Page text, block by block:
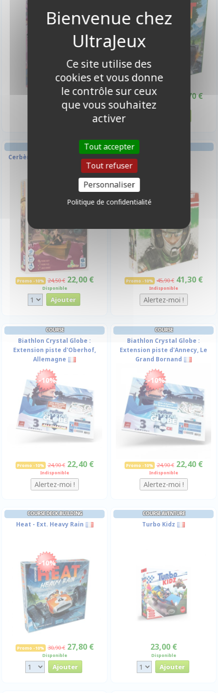
26,90 €
Disponible
Promo -10% 27,50 € 24,70 €
Disponible
Cerbère - Nouvelle version
Promo -10% 24,50 € 22,00 €
Disponible
Promo -10% 45,90 € 41,30 €
Indisponible
COURSE
Biathlon Crystal Globe :
Extension piste d'Oberhof,
Allemagne
-10%
Promo -10% 24,90 € 22,40 €
Indisponible
COURSE
Biathlon Crystal Globe :
Extension piste d'Annecy, Le
Grand Bornand
-10%
Promo -10% 24,90 € 22,40 €
Indisponible
COURSE DECK-BUILDING
Heat - Ext. Heavy Rain
-10%
Promo -10% 30,90 € 27,80 €
Disponible
COURSE AVENTURE
Turbo Kidz
23,00 €
Disponible
Ce site utilise des
cookies et vous donne
le contrôle sur ceux
que vous souhaitez
activer
Tout accepter
Tout refuser
Personnaliser
Politique de confidentialité